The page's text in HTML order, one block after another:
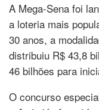
A Mega-Sena foi
a loteria mais
30 anos, a
distribuiu R$ 43,8
46 bilhões para
O concurso